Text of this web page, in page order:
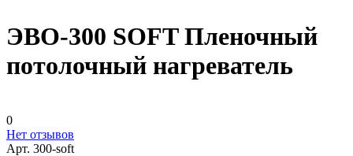
ЭВО-300 SOFT Пленочный
потолочный нагреватель
0
Нет отзывов
Арт. 300-soft